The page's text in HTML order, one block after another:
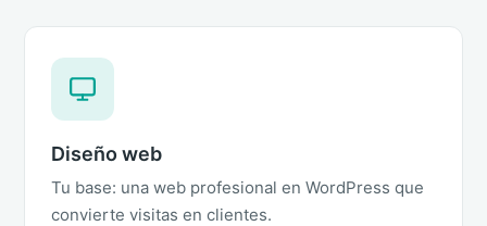
Diseño web
Tu base: una web profesional en WordPress que
convierte visitas en clientes.